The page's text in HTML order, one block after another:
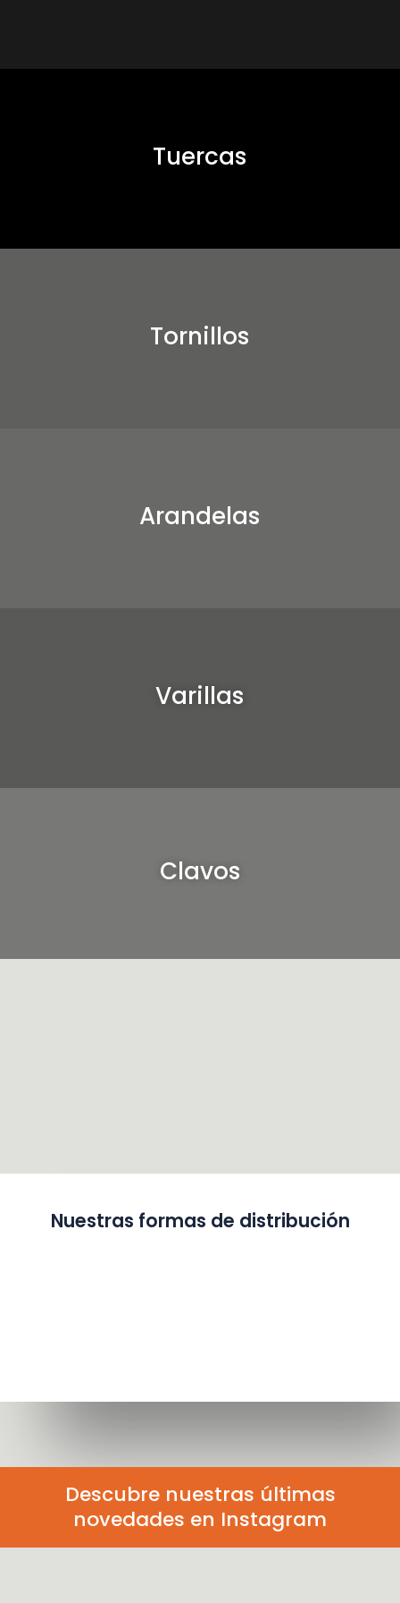
Tuercas
Tornillos
Arandelas
Varillas
Clavos
Nuestras formas de distribución
Descubre nuestras últimas
novedades en Instagram